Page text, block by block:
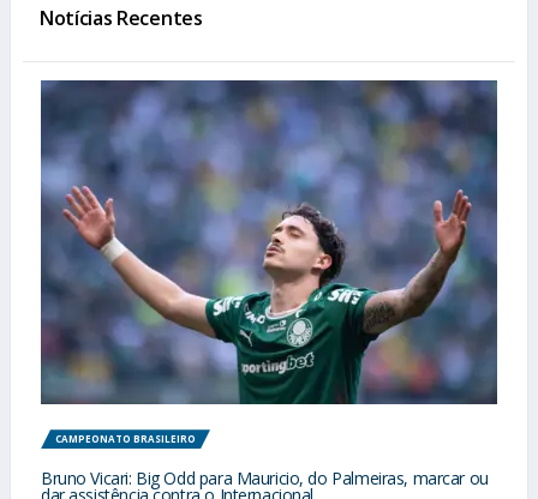
Notícias Recentes
CAMPEONATO BRASILEIRO
Bruno Vicari: Big Odd para Mauricio, do Palmeiras, marcar ou